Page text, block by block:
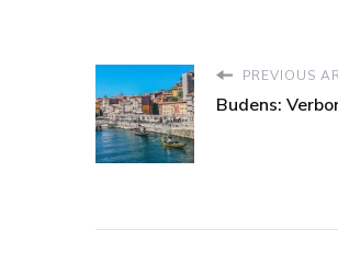
PREVIOUS
Budens: